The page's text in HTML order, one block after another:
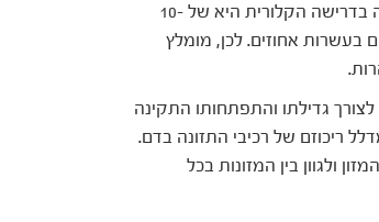
קלוריות ליום בלבד, כמות המשתנה בהתאם לשלב ההריון. סך העלייה בדרישה הקלורית היא של 10-
בעשרות אחוזים. לכן, מומלץ
לצורך גדילתו והתפתחותו התקינה
ריכוזם של רכיבי התזונה בדם.
ולגוון בין המזונות בכל